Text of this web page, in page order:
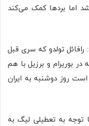
اما بردها کمک می‌کند
تولدو که سری قبل
بوریرام و برزیل با هم
روز دوشنبه به ایران
توجه به تعطیلی لیگ به